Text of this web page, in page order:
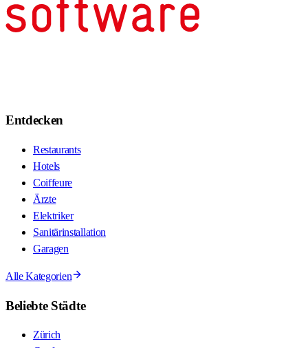
Entdecken
Restaurants
Hotels
Coiffeure
Ärzte
Elektriker
Sanitärinstallation
Garagen
Alle Kategorien
Beliebte Städte
Zürich